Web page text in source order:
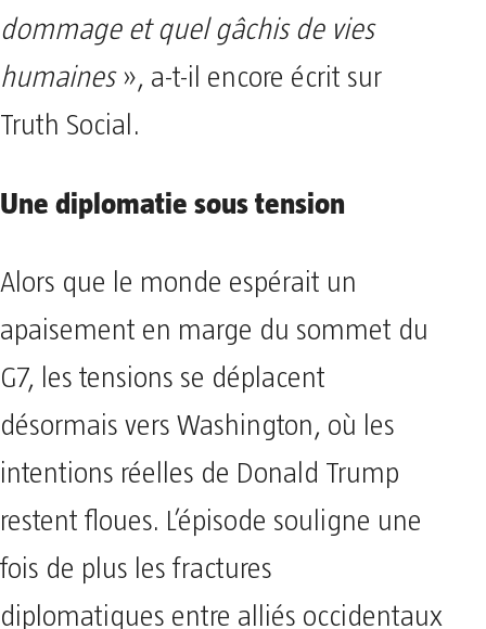
dommage et quel gâchis de vies
humaines », a-t-il encore écrit sur
Truth Social.
Une diplomatie sous tension
Alors que le monde espérait un
apaisement en marge du sommet du
G7, les tensions se déplacent
désormais vers Washington, où les
intentions réelles de Donald Trump
restent floues. L’épisode souligne une
fois de plus les fractures
diplomatiques entre alliés occidentaux